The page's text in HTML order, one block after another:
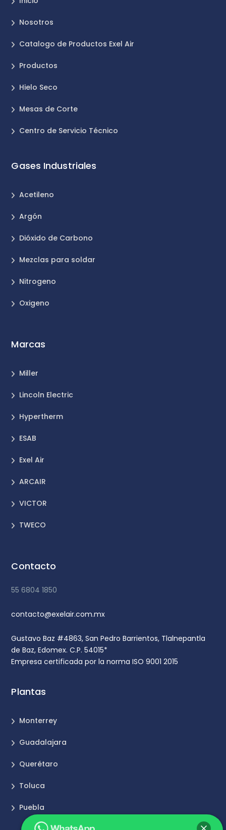
Nosotros
Catalogo de Productos Exel Air
Productos
Hielo Seco
Mesas de Corte
Centro de Servicio Técnico
Gases Industriales
Acetileno
Argón
Dióxido de Carbono
Mezclas para soldar
Nitrogeno
Oxigeno
Marcas
Miller
Lincoln Electric
Hypertherm
ESAB
Exel Air
ARCAIR
VICTOR
TWECO
Contacto
55 6804 1850
contacto@exelair.com.mx
Gustavo Baz #4863, San Pedro Barrientos, Tlalnepantla
de Baz, Edomex. C.P. 54015*
Empresa certificada por la norma ISO 9001 2015
Plantas
Monterrey
Guadalajara
Querétaro
Toluca
Puebla